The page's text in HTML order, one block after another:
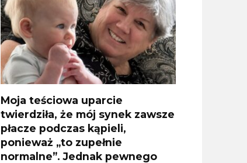
Moja teściowa uparcie
twierdziła, że mój synek zawsze
płacze podczas kąpieli,
ponieważ „to zupełnie
normalne”. Jednak pewnego